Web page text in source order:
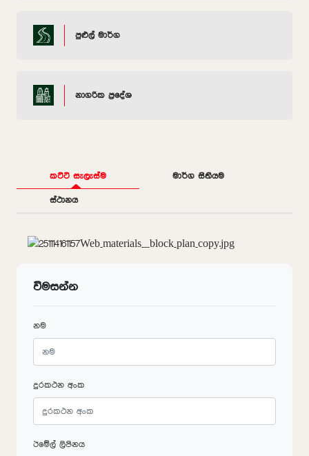
පුළුල් මාර්ග
නාගරික ප්‍රදේශ
කට්ටි සැලැස්ම මාර්ග සිතියම
ස්ථානය
විමසන්න
නම
දුරකථන අංක
ඊමේල් ලිපිනය